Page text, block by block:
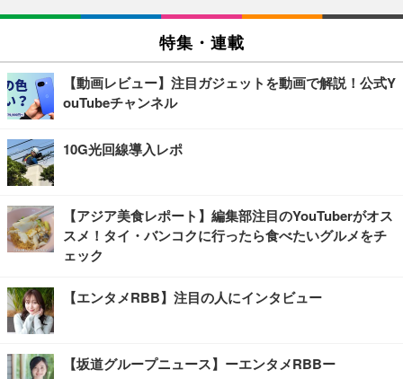
特集・連載
【動画レビュー】注目ガジェットを動画で解説！公式Y
ouTubeチャンネル
10G光回線導入レポ
【アジア美食レポート】編集部注目のYouTuberがオス
スメ！タイ・バンコクに行ったら食べたいグルメをチ
ェック
【エンタメRBB】注目の人にインタビュー
【坂道グループニュース】ーエンタメRBBー